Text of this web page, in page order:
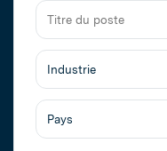
Nom
de
la
société
Titre
du
poste